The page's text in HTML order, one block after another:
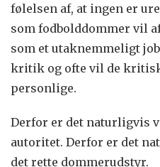
følelsen af, at ingen er
som fodbolddommer vil
som et utaknemmeligt
kritik og ofte vil de
personlige.
Derfor er det naturligvis
autoritet. Derfor er det
det rette dommerudstyr.